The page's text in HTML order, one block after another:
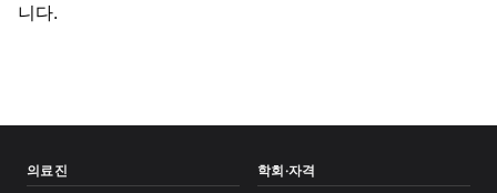
니다.
의료진 학회·자격